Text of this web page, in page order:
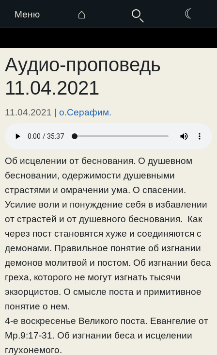
Меню ⌂ ☾
к
содержимому
Аудио-проповедь
11.04.2021
11.04.2021 | о.Серафим.
Об исцелении от беснования. О душевном
бесновании, одержимости душевными
страстями и омрачении ума. О спасении.
Усилие воли и понуждение себя в избавлении
от страстей и от душевного беснования. Как
через пост становятся хуже и соединяются с
демонами. Правильное понятие об изгнании
демонов молитвой и постом. Об изгнании беса
греха, которого не могут изгнать тысячи
экзорцистов. О смысле поста и примитивное
понятие о нем.
4-е воскресенье Великого поста. Евангелие от
Мр.9:17-31. Об изгнании беса и исцелении
глухонемого.